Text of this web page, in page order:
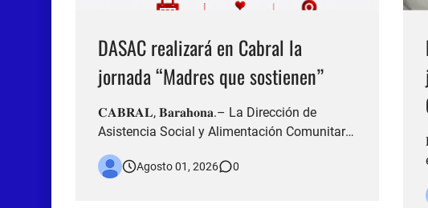
DASAC realizará en Cabral la
jornada “Madres que sostienen”
𝐂𝐀𝐁𝐑𝐀𝐋, 𝐁𝐚𝐫𝐚𝐡𝐨𝐧𝐚.– La Dirección de
Asistencia Social y Alimentación Comunitaria
(DASAC), con el respaldo de la Presidencia de
la República Dominicana, realizará este
Agosto 01, 2026 0